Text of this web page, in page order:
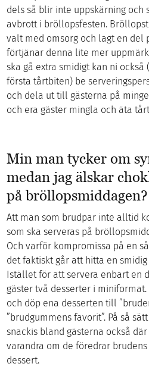
dels så blir inte uppskärning och
avbrott i bröllopsfesten.
valt med omsorg och lagt en del
förtjänar denna lite mer
ska gå extra smidigt kan ni
första tårtbiten) be
och dela ut till gästerna på
och era gäster mingla och äta
Min man tycker om
medan jag älskar
på bröllopsmiddagen?
Att man som brudpar inte alltid
som ska serveras på
Och varför kompromissa på en
det faktiskt går att hitta en
Istället för att servera enbart en
gäster två desserter i
och döp ena desserten till
”brudgummens favorit”. På så
snackis bland gästerna också
varandra om de föredrar
dessert.